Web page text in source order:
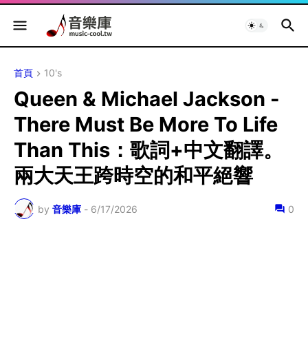
首頁 10's
Queen & Michael Jackson -
There Must Be More To Life
Than This：歌詞+中文翻譯。
兩大天王跨時空的和平絕響
by 音樂庫 - 6/17/2026 0